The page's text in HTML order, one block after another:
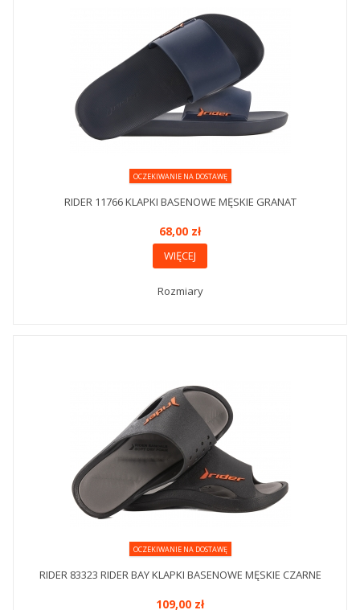
OCZEKIWANIE NA DOSTAWĘ
RIDER 11766 KLAPKI BASENOWE MĘSKIE GRANAT
68,00 zł
WIĘCEJ
Rozmiary
OCZEKIWANIE NA DOSTAWĘ
RIDER 83323 RIDER BAY KLAPKI BASENOWE MĘSKIE CZARNE
109,00 zł